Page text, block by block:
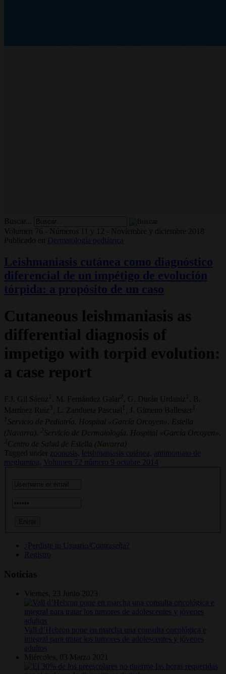
Buscar...
Volumen 76 - Números 11 y 12 - Noviembre y diciembre 2018
Publicado en
Dermatología pediátrica
Leishmaniasis cutánea como diagnóstico
diferencial de un impétigo de evolución
tórpida: a propósito de un caso
Cutaneous leishmaniasis as
differential diagnosis of
impetigo with torpid evolution:
a case report
F.J. Gil Sáenz 1 , M. Fernández Galar , G. Durán Urdaniz 1
, B.
Martínez Ruiz 3 , L. Zandueta Pascual 1 , J. Gimeno Ballester 1
1 Servicio de Pediatría. Hospital «García Orcoyen». Estella
(Navarra).
2 Servicio de Dermatología. Hospital «García Orcoyen».
3Centro de Salud de Estella (Navarra)
Tagged under
zoonosis, leishmaniasis cutánea, antimoniato de
meglumina,
Volumen 72 número 9 octubre 2014
¿Perdiste tu Usuario/Contraseña?
Registro
Noticias
Viernes, 23 Junio 2023
Vall d’Hebron pone en marcha una consulta oncológica e
integral para tratar los tumores de adolescentes y jóvenes
adultos
Miércoles, 03 Marzo 2021